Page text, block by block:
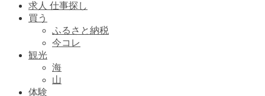
求人 仕事探し
買う
ふるさと納税
今コレ
観光
海
山
体験